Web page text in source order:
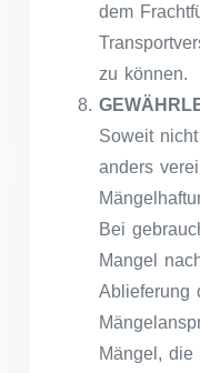
dem
zu können.
Soweit
anders
Bei
Mangel
Ablieferung
Mängel,